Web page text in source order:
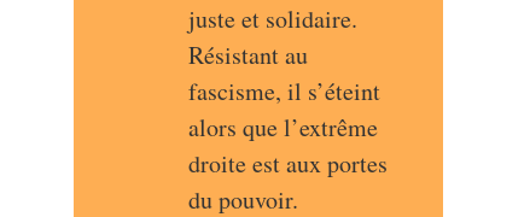
juste et solidaire.
Résistant au
fascisme, il s’éteint
alors que l’extrême
droite est aux portes
du pouvoir.